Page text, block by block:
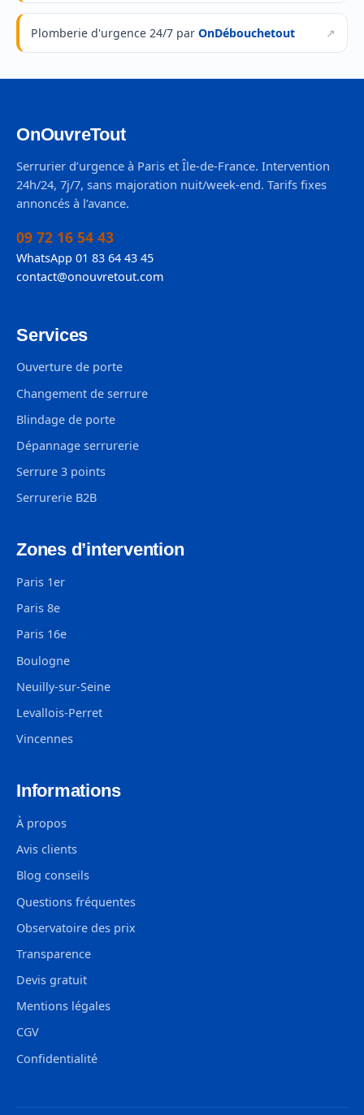
Plomberie d'urgence 24/7 par OnDébouchetout
OnOuvreTout
Serrurier d’urgence à Paris et Île-de-France. Intervention
24h/24, 7j/7, sans majoration nuit/week-end. Tarifs fixes
annoncés à l’avance.
09 72 16 54 43
WhatsApp 01 83 64 43 45
contact@onouvretout.com
Services
Ouverture de porte
Changement de serrure
Blindage de porte
Dépannage serrurerie
Serrure 3 points
Serrurerie B2B
Zones d’intervention
Paris 1er
Paris 8e
Paris 16e
Boulogne
Neuilly-sur-Seine
Levallois-Perret
Vincennes
Informations
À propos
Avis clients
Blog conseils
Questions fréquentes
Observatoire des prix
Transparence
Devis gratuit
Mentions légales
CGV
Confidentialité